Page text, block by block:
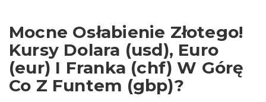
Mocne Osłabienie Złotego!
Kursy Dolara (usd), Euro
(eur) I Franka (chf) W Górę
Co Z Funtem (gbp)?